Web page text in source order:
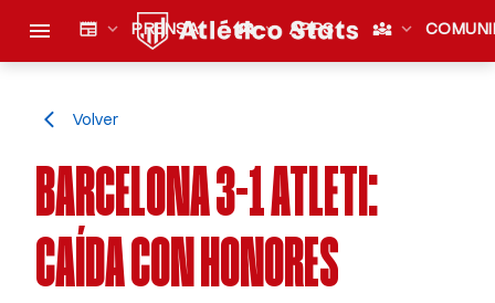
menu newspaper expand_more PRENSA sports_esports expand_more APPS diversity_3 expand_more
arrow_back_ios Volver
BARCELONA 3-1 ATLETI:
CAÍDA CON HONORES